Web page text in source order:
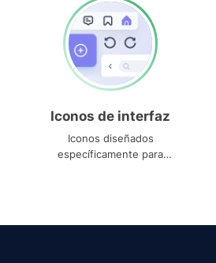
Iconos de interfaz
Iconos diseñados
específicamente para